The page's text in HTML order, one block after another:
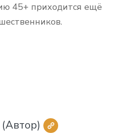
45+ приходится ещё
(Автор)